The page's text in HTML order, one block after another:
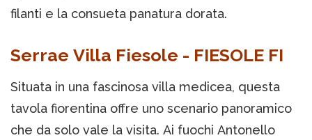
filanti e la consueta panatura dorata.
Serrae Villa Fiesole - FIESOLE FI
Situata in una fascinosa villa medicea, questa
tavola fiorentina offre uno scenario panoramico
che da solo vale la visita. Ai fuochi Antonello